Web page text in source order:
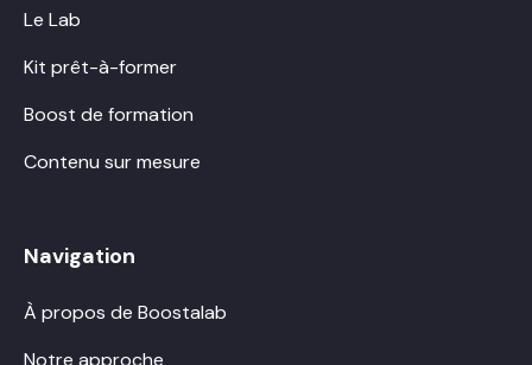
Le Lab
Kit prêt-à-former
Boost de formation
Contenu sur mesure
Navigation
À propos de Boostalab